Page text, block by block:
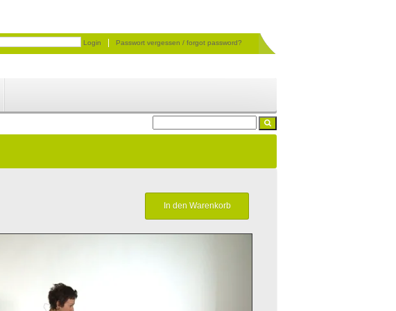
Login | Passwort vergessen / forgot password?